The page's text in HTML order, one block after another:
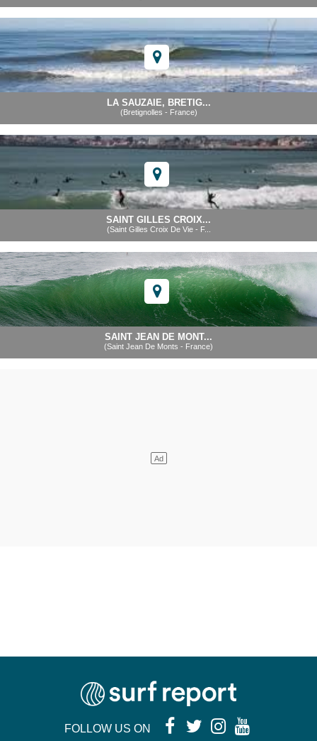
LA SAUZAIE, BRETIG...
(Bretignolles - France)
SAINT GILLES CROIX...
(Saint Gilles Croix De Vie - F...
SAINT JEAN DE MONT...
(Saint Jean De Monts - France)
FOLLOW US ON